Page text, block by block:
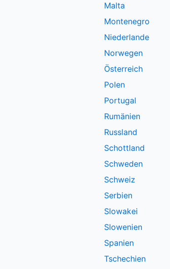
Malta
Montenegro
Niederlande
Norwegen
Österreich
Polen
Portugal
Rumänien
Russland
Schottland
Schweden
Schweiz
Serbien
Slowakei
Slowenien
Spanien
Tschechien